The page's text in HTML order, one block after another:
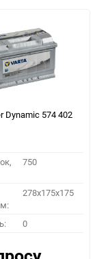
Dynamic 574 402
750
278x175x175
0